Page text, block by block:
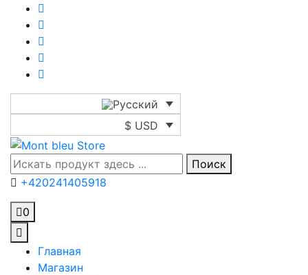
$ USD
Поиск
+420241405918
0
Главная
Магазин